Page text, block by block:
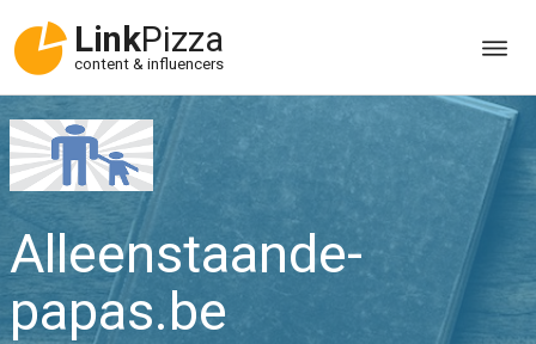
LinkPizza
content & influencers
Alleenstaande-
papas.be